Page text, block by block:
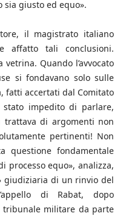
sia giusto ed equo».
il magistrato italiano
affatto tali conclusioni.
Quando l’avvocato
si fondavano solo sulle
fatti accertati dal Comitato
impedito di parlare,
trattava di argomenti non
pertinenti! Non
questione fondamentale
processo equo», analizza,
giudiziaria di un rinvio del
di Rabat, dopo
tribunale militare da parte